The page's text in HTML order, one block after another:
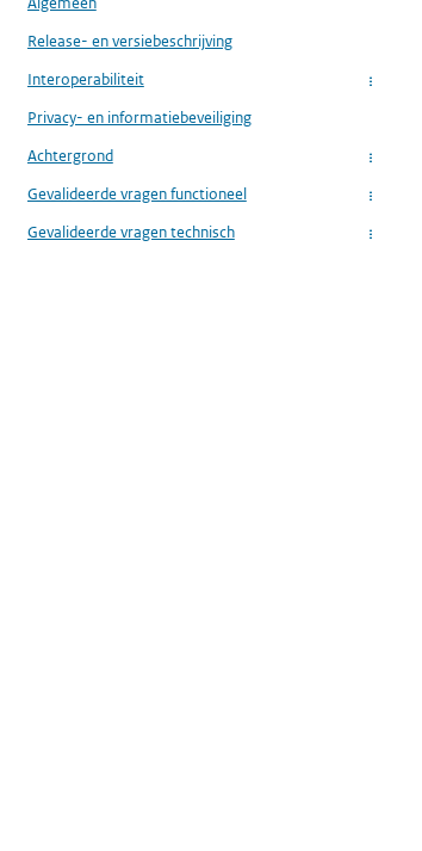
Release- en versiebeschrijving
Interoperabiliteit
...
Privacy- en informatiebeveiliging
Achtergrond
...
Gevalideerde vragen functioneel ...
Gevalideerde vragen technisch ...